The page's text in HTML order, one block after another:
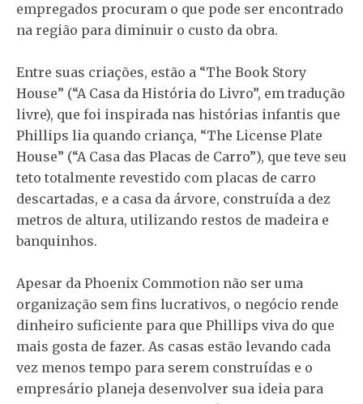
empregados procuram o que pode ser encontrado
na região para diminuir o custo da obra.
Entre suas criações, estão a “The Book Story
House” (“A Casa da História do Livro”, em tradução
livre), que foi inspirada nas histórias infantis que
Phillips lia quando criança, “The License Plate
House” (“A Casa das Placas de Carro”), que teve seu
teto totalmente revestido com placas de carro
descartadas, e a casa da árvore, construída a dez
metros de altura, utilizando restos de madeira e
banquinhos.
Apesar da Phoenix Commotion não ser uma
organização sem fins lucrativos, o negócio rende
dinheiro suficiente para que Phillips viva do que
mais gosta de fazer. As casas estão levando cada
vez menos tempo para serem construídas e o
empresário planeja desenvolver sua ideia para